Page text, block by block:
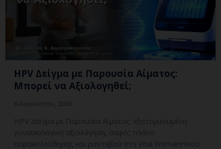
HPV Δείγμα με Παρουσία Αίματος:
Μπορεί να Αξιολογηθεί;
HPV Δείγμα με Παρουσία Αίματος: εξατομικευμένη
γυναικολογική αξιολόγηση, σαφές πλάνο
παρακολούθησης και ραντεβού στη Vital WomanHood